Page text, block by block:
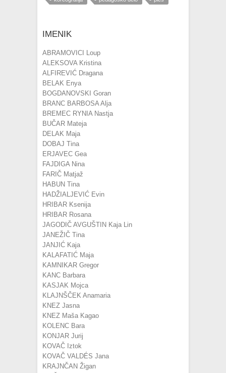
IMENIK
ABRAMOVICI Loup
ALEKSOVA Kristina
ALFIREVIĆ Dragana
BELAK Enya
BOGDANOVSKI Goran
BRANC BARBOSA Alja
BREMEC RYNIA Nastja
BUČAR Mateja
DELAK Maja
DOBAJ Tina
ERJAVEC Gea
FAJDIGA Nina
FARIČ Matjaž
HABUN Tina
HADŽIALJEVIĆ Evin
HRIBAR Ksenija
HRIBAR Rosana
JAGODIČ AVGUŠTIN Kaja Lin
JANEŽIČ Tina
JANJIĆ Kaja
KALAFATIĆ Maja
KAMNIKAR Gregor
KANC Barbara
KASJAK Mojca
KLAJNŠČEK Anamaria
KNEZ Jasna
KNEZ Maša Kagao
KOLENC Bara
KONJAR Jurij
KOVAČ Iztok
KOVAČ VALDÉS Jana
KRAJNČAN Žigan